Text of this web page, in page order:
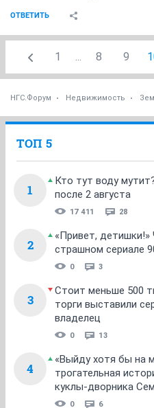
ОТВЕТИТЬ
1 ... 8 9
НГС.Форум Недвижимость
ТОП 5
1
Кто тут воду
после 2 августа
17 411 28
2
«Привет,
страшном сериале
0 3
3
Стоит меньше 500
торги выставили
владелец
0 13
4
«Выйду хотя бы на
трогательная
куклы-дворника
0 6